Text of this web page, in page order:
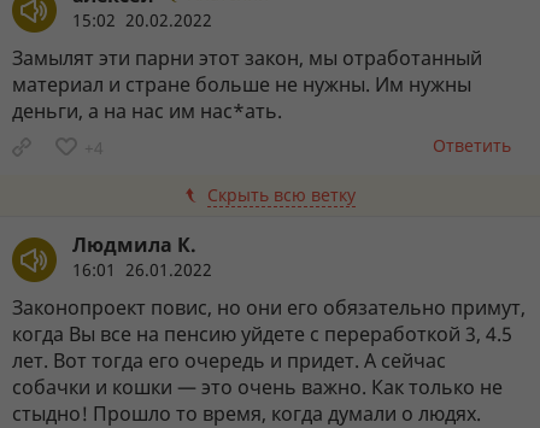
15:02 20.02.2022
Замылят эти парни этот закон, мы отработанный
материал и стране больше не нужны. Им нужны
деньги, а на нас им нас*ать.
+4 Ответить
Скрыть всю ветку
Людмила К.
16:01 26.01.2022
Законопроект повис, но они его обязательно примут,
когда Вы все на пенсию уйдете с переработкой 3, 4.5
лет. Вот тогда его очередь и придет. А сейчас
собачки и кошки — это очень важно. Как только не
стыдно! Прошло то время, когда думали о людях.